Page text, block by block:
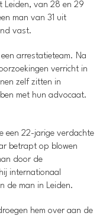
Leiden, van 28 en 29
man van 31 uit
vast.
arrestatieteam. Na
verricht in
zelf zitten in
met hun advocaat.
een 22-jarige verdachte
betrapt op blowen
door de
internationaal
de man in Leiden.
hem over aan de